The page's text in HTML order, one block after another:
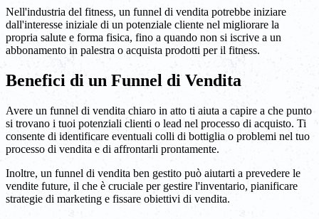
Nell'industria del fitness, un funnel di vendita potrebbe iniziare
dall'interesse iniziale di un potenziale cliente nel migliorare la
propria salute e forma fisica, fino a quando non si iscrive a un
abbonamento in palestra o acquista prodotti per il fitness.
Benefici di un Funnel di Vendita
Avere un funnel di vendita chiaro in atto ti aiuta a capire a che punto
si trovano i tuoi potenziali clienti o lead nel processo di acquisto. Ti
consente di identificare eventuali colli di bottiglia o problemi nel tuo
processo di vendita e di affrontarli prontamente.
Inoltre, un funnel di vendita ben gestito può aiutarti a prevedere le
vendite future, il che è cruciale per gestire l'inventario, pianificare
strategie di marketing e fissare obiettivi di vendita.